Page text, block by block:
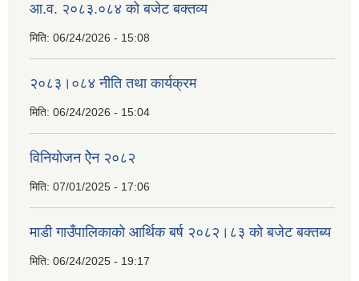
आ.व. २०८३.०८४ को बजेट बक्तव्य
मिति: 06/24/2026 - 15:08
२०८३।०८४ नीति तथा कार्यक्रम
मिति: 06/24/2026 - 15:04
विनियोजन ऐेन २०८२
मिति: 07/01/2025 - 17:06
माडी गाउँपालिकाको आर्थिक बर्ष २०८२।८३ को बजेट बक्तब्य
मिति: 06/24/2025 - 19:17